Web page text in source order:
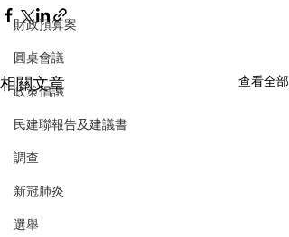
財政預算案
圓桌會議
政策倡議
民建聯報告及建議書
調查
新冠肺炎
選舉
相關文章 查看全部